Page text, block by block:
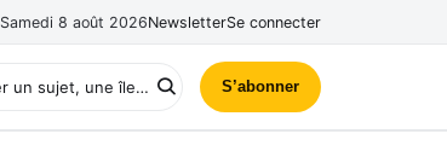
Samedi 8 août 2026NewsletterSe connecter
S’abonner